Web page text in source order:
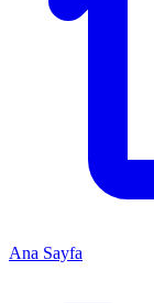
Ana Sayfa